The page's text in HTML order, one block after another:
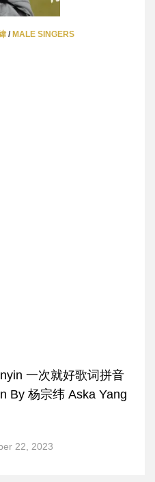
/ MALE SINGERS
一次就好歌词拼音
By 杨宗纬 Aska Yang
22, 2023